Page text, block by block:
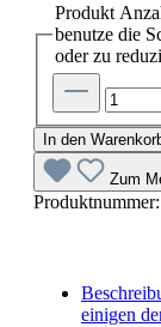
Produkt
benutze die
oder zu
In den
Zum
Produktnummer:
einigen